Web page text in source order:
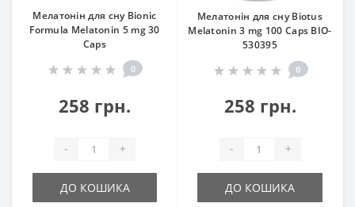
Мелатонін для сну Bionic
Formula Melatonin 5 mg 30
Caps
0
258 грн.
- +
ДО КОШИКА
Мелатонін для сну Biotus
Melatonin 3 mg 100 Caps BIO-
530395
0
258 грн.
- +
ДО КОШИКА